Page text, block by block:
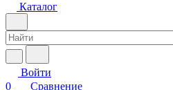
Каталог
Войти
0
Сравнение